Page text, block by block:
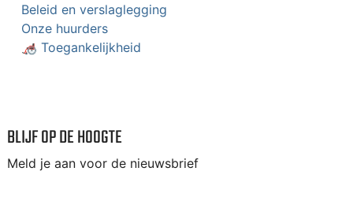
Beleid en verslaglegging
Onze huurders
🦽 Toegankelijkheid
BLIJF OP DE HOOGTE
Meld je aan voor de nieuwsbrief